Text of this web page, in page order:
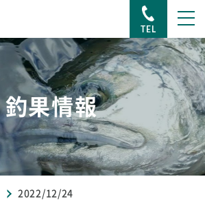
TEL
釣果情報
2022/12/24